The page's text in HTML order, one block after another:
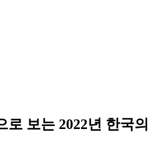
보는 2022년 한국의